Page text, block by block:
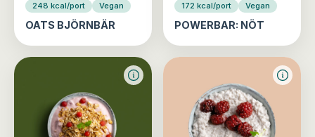
248 kcal/port Vegan
OATS BJÖRNBÄR
172 kcal/port Vegan
POWERBAR: NÖT